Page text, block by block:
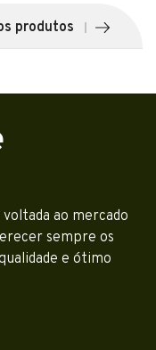
produtos
ao mercado
sempre os
e ótimo